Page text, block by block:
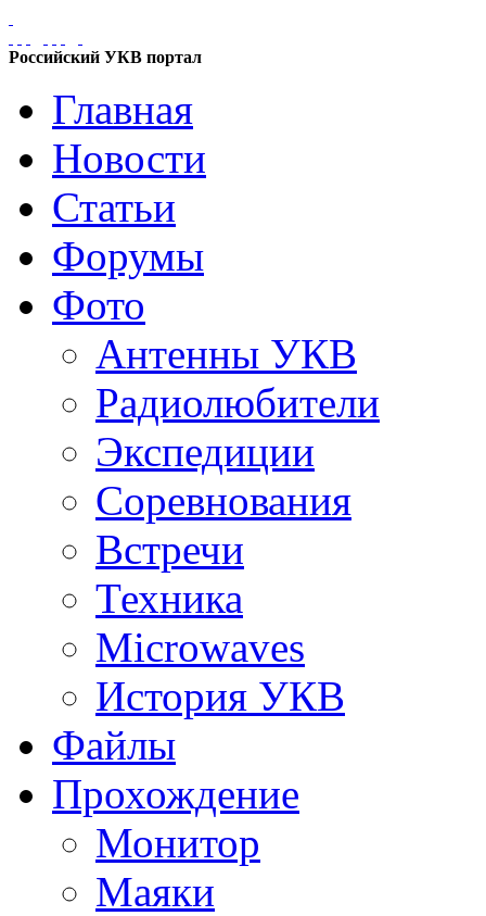
Российский УКВ портал
Главная
Новости
Статьи
Форумы
Фото
Антенны УКВ
Радиолюбители
Экспедиции
Соревнования
Встречи
Техника
Microwaves
История УКВ
Файлы
Прохождение
Монитор
Маяки